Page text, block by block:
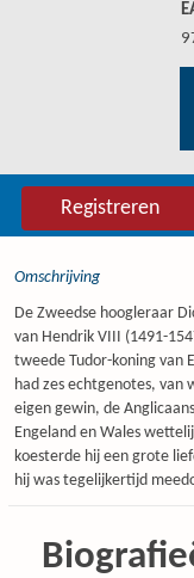
Registreren
Omschrijving
De Zweedse hoogleraar
van Hendrik VIII (1491-
tweede Tudor-koning van
had zes echtgenotes, van
eigen gewin, de
Engeland en Wales
koesterde hij een grote
hij was tegelijkertijd